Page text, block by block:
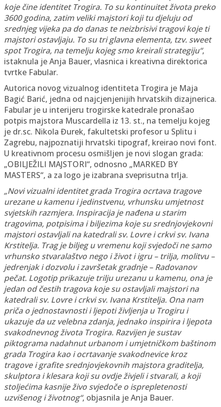
koje čine identitet Trogira. To su kontinuitet života preko
3600 godina, zatim veliki majstori koji tu djeluju od
srednjeg vijeka pa do danas te neizbrisivi tragovi koje ti
majstori ostavljaju. To su tri glavna elementa, tzv. sweet
spot Trogira, na temelju kojeg smo kreirali strategiju“,
istaknula je Anja Bauer, vlasnica i kreativna direktorica
tvrtke Fabular.
Autorica novog vizualnog identiteta Trogira je Maja
Bagić Barić, jedna od najcjenjenijih hrvatskih dizajnerica.
Fabular je u interijeru trogirske katedrale pronašao
potpis majstora Muscardella iz 13. st., na temelju kojeg
je dr.sc. Nikola Đurek, fakultetski profesor u Splitu i
Zagrebu, najpoznatiji hrvatski tipograf, kreirao novi font.
U kreativnom procesu osmišljen je novi slogan grada:
„OBILJEŽILI MAJSTORI“, odnosno „MARKED BY
MASTERS“, a za logo je izabrana sveprisutna trlja.
„Novi vizualni identitet grada Trogira ocrtava tragove
urezane u kamenu i jedinstvenu, vrhunsku umjetnost
svjetskih razmjera. Inspiracija je nađena u starim
tragovima, potpisima i biljezima koje su srednjovjekovni
majstori ostavljali na katedrali sv. Lovre i crkvi sv. Ivana
Krstitelja. Trag je biljeg u vremenu koji svjedoči ne samo
vrhunsko stvaralaštvo nego i život i igru – trilja, molitvu –
jedrenjak i dozvolu i završetak gradnje – Radovanov
pečat. Logotip prikazuje trilju urezanu u kamenu, ona je
jedan od čestih tragova koje su ostavljali majstori na
katedrali sv. Lovre i crkvi sv. Ivana Krstitelja. Ona nam
priča o jednostavnosti i ljepoti življenja u Trogiru i
ukazuje da uz velebna zdanja, jednako inspirira i ljepota
svakodnevnog života Trogira. Razvijen je sustav
piktograma nadahnut urbanom i umjetničkom baštinom
grada Trogira kao i ocrtavanje svakodnevice kroz
tragove i grafite srednjovjekovnih majstora graditelja,
skulptora i klesara koji su ovdje živjeli i stvarali, a koji
stoljećima kasnije živo svjedoče o isprepletenosti
uzvišenog i životnog“, objasnila je Anja Bauer.